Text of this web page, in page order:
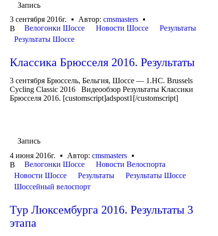
Запись
3 сентября 2016г.
Автор: cmsmasters
В
Велогонки Шоссе Новости Шоссе
Результаты
Результаты Шоссе
Классика Брюсселя 2016. Результаты
3 сентября Брюссель, Бельгия, Шоссе — 1.HC. Brussels
Cycling Classic 2016 Видеообзор Результаты Классики
Брюсселя 2016. [customscript]adspost1[/customscript]
Запись
4 июня 2016г.
Автор: cmsmasters
В
Велогонки Шоссе
Новости Велоспорта
Новости Шоссе
Результаты
Результаты Шоссе
Шоссейный велоспорт
Тур Люксембурга 2016. Результаты 3
этапа